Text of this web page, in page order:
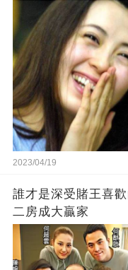
2023/04/19
誰才是深受賭王喜
二房成大贏家